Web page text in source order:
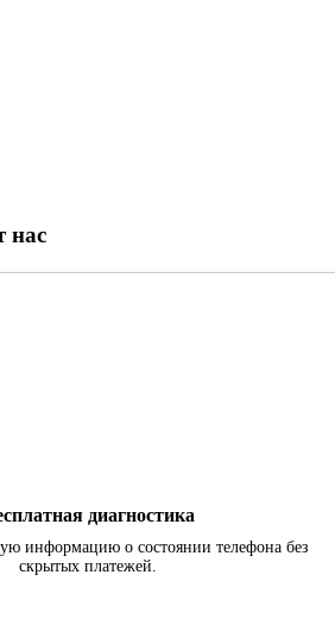
нас
диагностика
информацию о состоянии телефона без
скрытых платежей.